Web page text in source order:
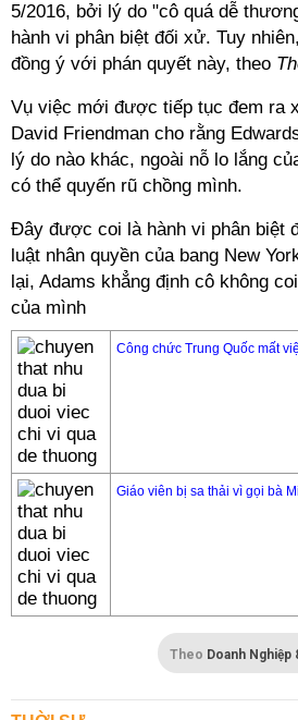
5/2016, bởi lý do "cô quá dễ
hành vi phân biệt đối xử. Tuy
đồng ý với phán quyết này, theo
Vụ việc mới được tiếp tục đem ra
David Friendman cho rằng
lý do nào khác, ngoài nỗ lo lắng
có thể quyến rũ chồng mình.
Đây được coi là hành vi phân biệt
luật nhân quyền của bang New
lại, Adams khẳng định cô không
của mình
Công chức Trung Quốc mất
Giáo viên bị sa thải vì gọi bà
Theo Doanh Nghiệp